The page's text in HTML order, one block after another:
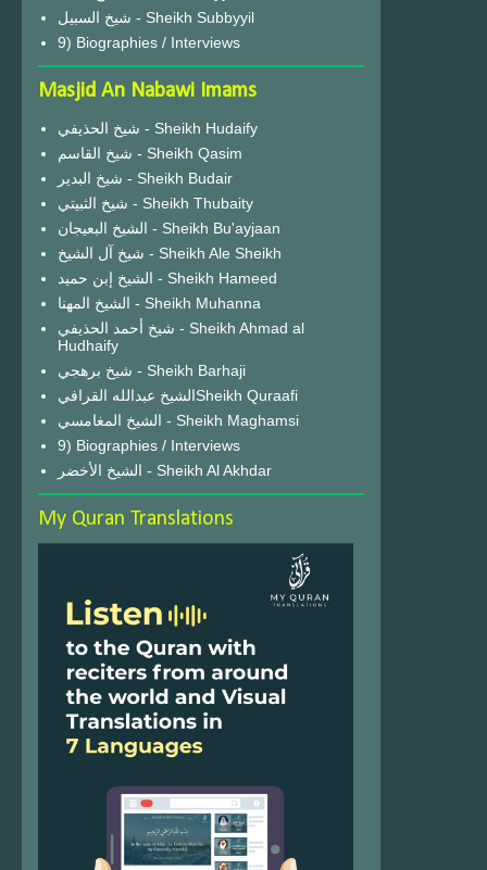
شيخ السبيل - Sheikh Subbyyil
9) Biographies / Interviews
Masjid An Nabawi Imams
شيخ الحذيفي - Sheikh Hudaify
شيخ القاسم - Sheikh Qasim
شيخ البدير - Sheikh Budair
شيخ الثبيتي - Sheikh Thubaity
الشيخ البعيجان - Sheikh Bu'ayjaan
شيخ آل الشيخ - Sheikh Ale Sheikh
الشيخ إبن حميد - Sheikh Hameed
الشيخ المهنا - Sheikh Muhanna
شيخ أحمد الحذيفي - Sheikh Ahmad al
Hudhaify
شيخ برهجي - Sheikh Barhaji
الشيخ عبدالله القرافيSheikh Quraafi
الشيخ المغامسي - Sheikh Maghamsi
9) Biographies / Interviews
الشيخ الأخضر - Sheikh Al Akhdar
My Quran Translations